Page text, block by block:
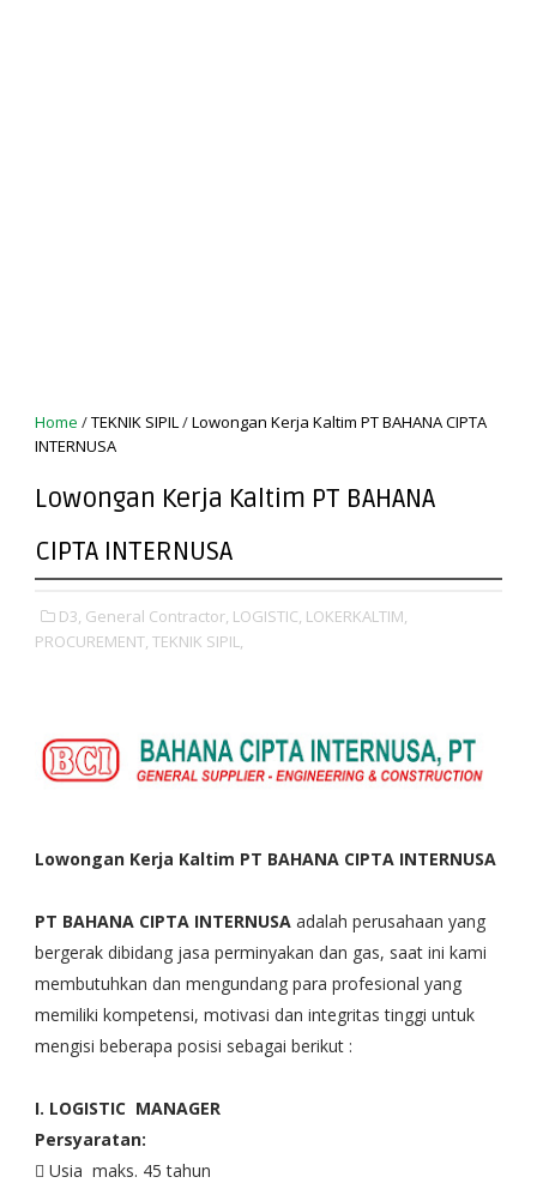
Home /TEKNIK SIPIL/Lowongan Kerja Kaltim PT BAHANA CIPTA
INTERNUSA
Lowongan Kerja Kaltim PT BAHANA
CIPTA INTERNUSA
D3, General Contractor, LOGISTIC, LOKERKALTIM,
PROCUREMENT, TEKNIK SIPIL,
Lowongan Kerja Kaltim PT BAHANA CIPTA INTERNUSA
PT BAHANA CIPTA INTERNUSA adalah perusahaan yang
bergerak dibidang jasa perminyakan dan gas, saat ini kami
membutuhkan dan mengundang para profesional yang
memiliki kompetensi, motivasi dan integritas tinggi untuk
mengisi beberapa posisi sebagai berikut :
I. LOGISTIC MANAGER
Persyaratan:
 Usia maks. 45 tahun